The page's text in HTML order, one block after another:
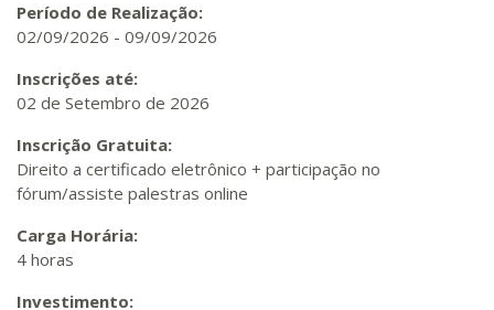
Período de Realização:
02/09/2026 - 09/09/2026
Inscrições até:
02 de Setembro de 2026
Inscrição Gratuita:
Direito a certificado eletrônico + participação no
fórum/assiste palestras online
Carga Horária:
4 horas
Investimento: